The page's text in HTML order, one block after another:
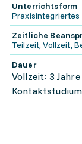
Unterrichtsform
Praxisintegriertes
Zeitliche
Teilzeit, Vollzeit,
Dauer
Vollzeit: 3